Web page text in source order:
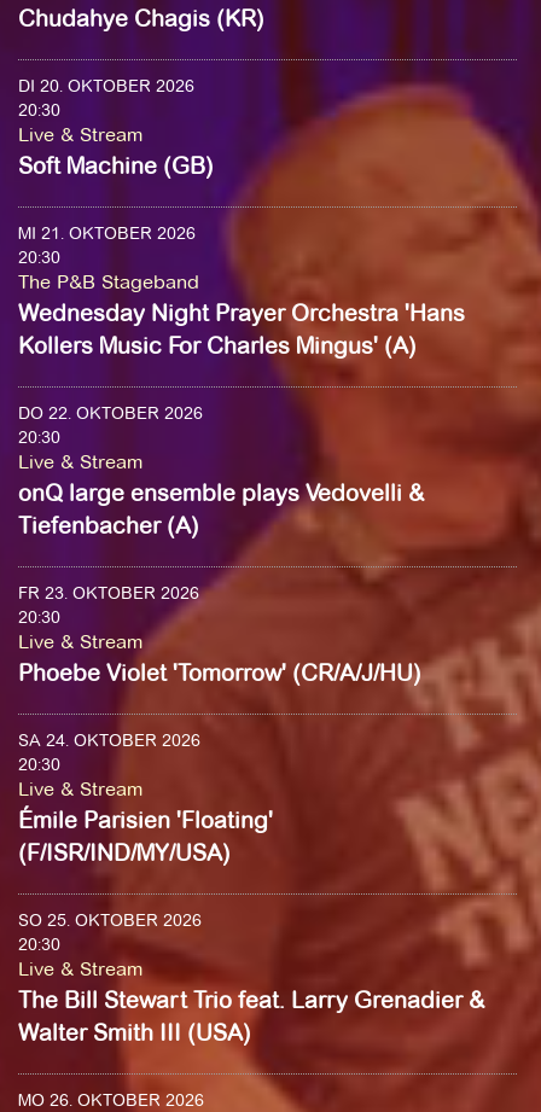
Chudahye Chagis (KR)
DI 20. OKTOBER 2026
20:30
Live & Stream
Soft Machine (GB)
MI 21. OKTOBER 2026
20:30
The P&B Stageband
Wednesday Night Prayer Orchestra 'Hans
Kollers Music For Charles Mingus' (A)
DO 22. OKTOBER 2026
20:30
Live & Stream
onQ large ensemble plays Vedovelli &
Tiefenbacher (A)
FR 23. OKTOBER 2026
20:30
Live & Stream
Phoebe Violet 'Tomorrow' (CR/A/J/HU)
SA 24. OKTOBER 2026
20:30
Live & Stream
Émile Parisien 'Floating'
(F/ISR/IND/MY/USA)
SO 25. OKTOBER 2026
20:30
Live & Stream
The Bill Stewart Trio feat. Larry Grenadier &
Walter Smith III (USA)
MO 26. OKTOBER 2026